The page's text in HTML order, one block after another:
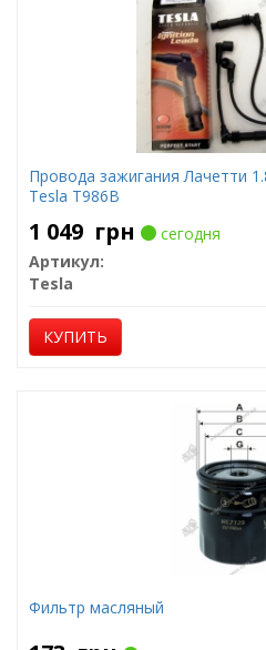
Провода зажигания Лачетти
Tesla T986B
1 049 грн
сегодня
Артикул:
Tesla
КУПИТЬ
Фильтр масляный